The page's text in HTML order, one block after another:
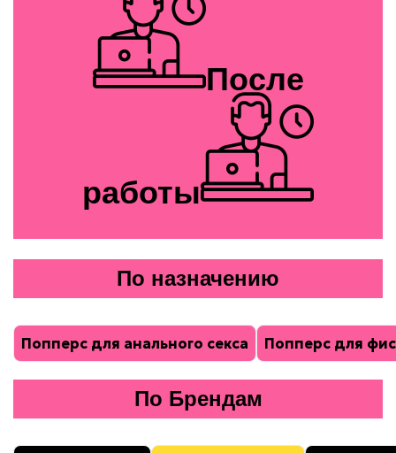
После
работы
По назначению
Попперс для анального секса Попперс для
По Брендам